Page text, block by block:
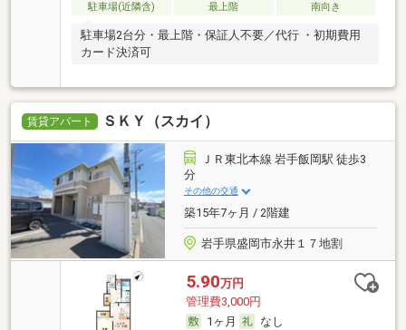
駐車場(近隣含)
最上階 南向き
駐車場2台分・最上階・保証人不要／代行 ・初期費用
カード決済可
賃貸アパート ＳＫＹ（スカイ）
ＪＲ東北本線 岩手飯岡駅 徒歩3
分
その他の交通
築15年7ヶ月 / 2階建
岩手県盛岡市永井１７地割
5.90万円
管理費3,000円
1ヶ月
なし